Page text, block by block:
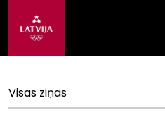
Visas ziņas